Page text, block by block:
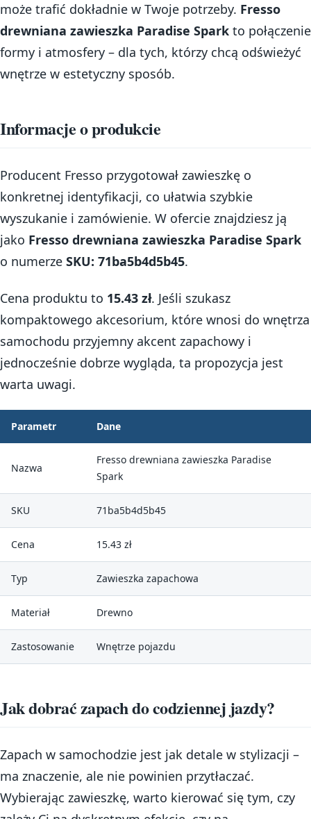
może trafić dokładnie w Twoje potrzeby. Fresso
drewniana zawieszka Paradise Spark to połączenie
formy i atmosfery – dla tych, którzy chcą odświeżyć
wnętrze w estetyczny sposób.
Informacje o produkcie
Producent Fresso przygotował zawieszkę o
konkretnej identyfikacji, co ułatwia szybkie
wyszukanie i zamówienie. W ofercie znajdziesz ją
jako Fresso drewniana zawieszka Paradise Spark
o numerze SKU: 71ba5b4d5b45.
Cena produktu to 15.43 zł. Jeśli szukasz
kompaktowego akcesorium, które wnosi do wnętrza
samochodu przyjemny akcent zapachowy i
jednocześnie dobrze wygląda, ta propozycja jest
warta uwagi.
Parametr Dane
Nazwa
Fresso drewniana zawieszka Paradise
Spark
SKU 71ba5b4d5b45
Cena 15.43 zł
Typ Zawieszka zapachowa
Materiał Drewno
Zastosowanie Wnętrze pojazdu
Jak dobrać zapach do codziennej jazdy?
Zapach w samochodzie jest jak detale w stylizacji –
ma znaczenie, ale nie powinien przytłaczać.
Wybierając zawieszkę, warto kierować się tym, czy